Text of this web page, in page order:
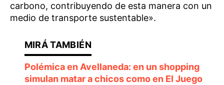
carbono, contribuyendo de esta manera con un
medio de transporte sustentable».
Polémica en Avellaneda: en un shopping
simulan matar a chicos como en El Juego